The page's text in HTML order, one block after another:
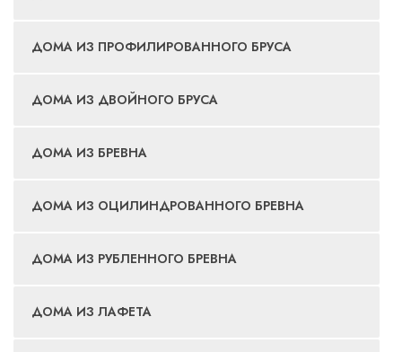
ДОМА ИЗ ПРОФИЛИРОВАННОГО БРУСА
ДОМА ИЗ ДВОЙНОГО БРУСА
ДОМА ИЗ БРЕВНА
ДОМА ИЗ ОЦИЛИНДРОВАННОГО БРЕВНА
ДОМА ИЗ РУБЛЕННОГО БРЕВНА
ДОМА ИЗ ЛАФЕТА